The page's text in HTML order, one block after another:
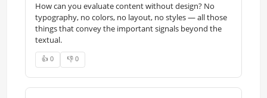
How can you evaluate content without design? No
typography, no colors, no layout, no styles — all those
things that convey the important signals beyond the
textual.
👍 0 👎 0